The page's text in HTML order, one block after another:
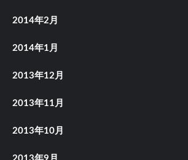
2014年2月
2014年1月
2013年12月
2013年11月
2013年10月